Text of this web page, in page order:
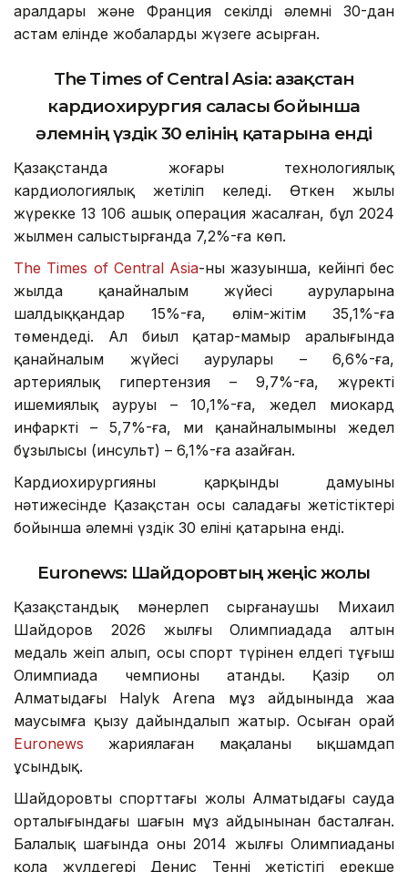
аралдары және Франция секілді әлемнің 30-дан
астам елінде жобаларды жүзеге асырған.
The Times of Central Asia: Қазақстан
кардиохирургия саласы бойынша
әлемнің үздік 30 елінің қатарына енді
Қазақстанда жоғары технологиялық
кардиологиялық жетіліп келеді. Өткен жылы
жүрекке 13 106 ашық операция жасалған, бұл 2024
жылмен салыстырғанда 7,2%-ға көп.
The Times of Central Asia-ның жазуынша, кейінгі бес
жылда қанайналым жүйесі ауруларына
шалдыққандар 15%-ға, өлім-жітім 35,1%-ға
төмендеді. Ал биыл қаңтар-мамыр аралығында
қанайналым жүйесі аурулары – 6,6%-ға,
артериялық гипертензия – 9,7%-ға, жүректің
ишемиялық ауруы – 10,1%-ға, жедел миокард
инфаркті – 5,7%-ға, ми қанайналымының жедел
бұзылысы (инсульт) – 6,1%-ға азайған.
Кардиохирургияның қарқынды дамуының
нәтижесінде Қазақстан осы саладағы жетістіктері
бойынша әлемнің үздік 30 елінің қатарына енді.
Euronews: Шайдоровтың жеңіс жолы
Қазақстандық мәнерлеп сырғанаушы Михаил
Шайдоров 2026 жылғы Олимпиадада алтын
медаль жеңіп алып, осы спорт түрінен елдегі тұңғыш
Олимпиада чемпионы атанды. Қазір ол
Алматыдағы Halyk Arena мұз айдынында жаңа
маусымға қызу дайындалып жатыр. Осыған орай
Euronews жариялаған мақаланы ықшамдап
ұсындық.
Шайдоровтың спорттағы жолы Алматыдағы сауда
орталығындағы шағын мұз айдынынан басталған.
Балалық шағында оны 2014 жылғы Олимпиаданың
қола жүлдегері Денис Теннің жетістігі ерекше